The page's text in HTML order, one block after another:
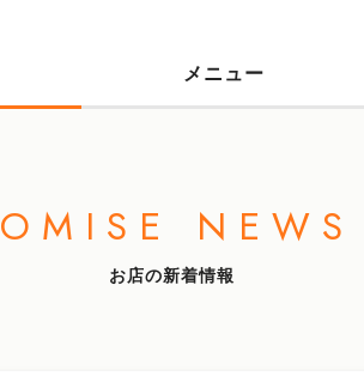
メニュー
OMISE NEWS
お店の新着情報